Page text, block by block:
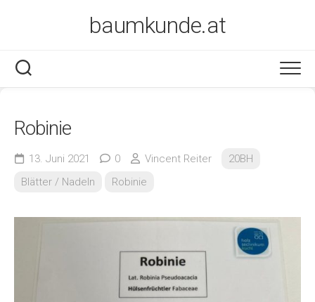
baumkunde.at
Robinie
13. Juni 2021 0 Vincent Reiter
20BH
Blätter / Nadeln
Robinie